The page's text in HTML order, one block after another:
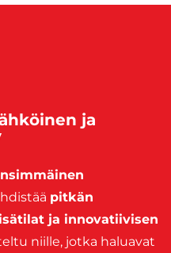
ja
pitkän
ja innovatiivisen
niille, jotka haluavat